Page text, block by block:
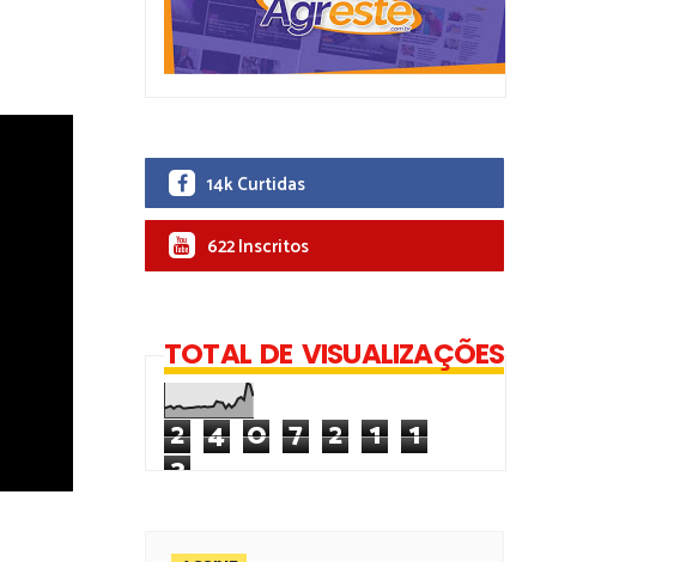
14k Curtidas
622 Inscritos
TOTAL DE VISUALIZAÇÕES
2 4 0 7 2 1 1
3